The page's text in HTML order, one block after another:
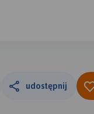
udostępnij